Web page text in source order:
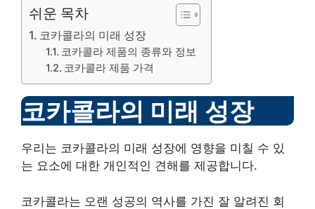
쉬운 목차
코카콜라의 미래 성장
코카콜라 제품의 종류와 정보
코카콜라 제품 가격
코카콜라의 미래 성장
우리는 코카콜라의 미래 성장에 영향을 미칠 수 있
는 요소에 대한 개인적인 견해를 제공합니다.
코카콜라는 오랜 성공의 역사를 가진 잘 알려진 회